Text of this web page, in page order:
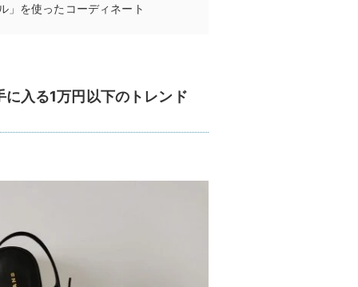
」を使ったコーディネート
入る1万円以下のトレンド